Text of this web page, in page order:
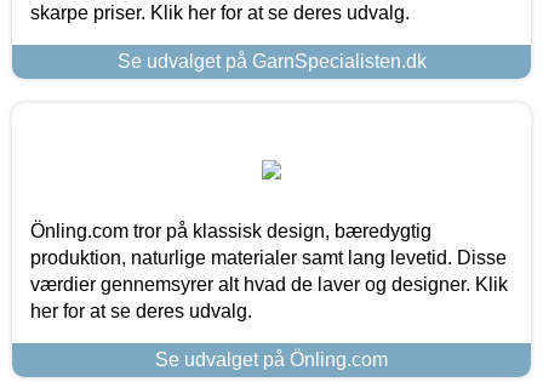
skarpe priser. Klik her for at se deres udvalg.
Se udvalget på GarnSpecialisten.dk
Önling.com tror på klassisk design, bæredygtig
produktion, naturlige materialer samt lang levetid. Disse
værdier gennemsyrer alt hvad de laver og designer. Klik
her for at se deres udvalg.
Se udvalget på Önling.com